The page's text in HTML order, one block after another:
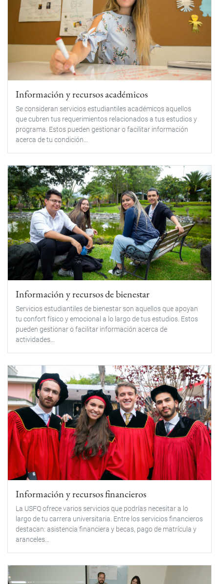
Información y recursos académicos
Se consideran servicios estudiantiles académicos aquellos
que cubren tus requerimientos relacionados a tus estudios y
programa. Estos pueden gestionar o facilitar información
acerca de tu condición...
Información y recursos de bienestar
Servicios estudiantiles de bienestar son aquellos que apoyan
tu confort físico y emocional a lo largo de tus estudios. Estos
pueden gestionar o facilitar información acerca de
actividades...
Información y recursos financieros
La USFQ ofrece varios servicios que podrías necesitar a lo
largo de tu carrera universitaria. Entre los servicios financieros
destacan: asistencia financiera y becas, pago de matrícula y
aranceles...